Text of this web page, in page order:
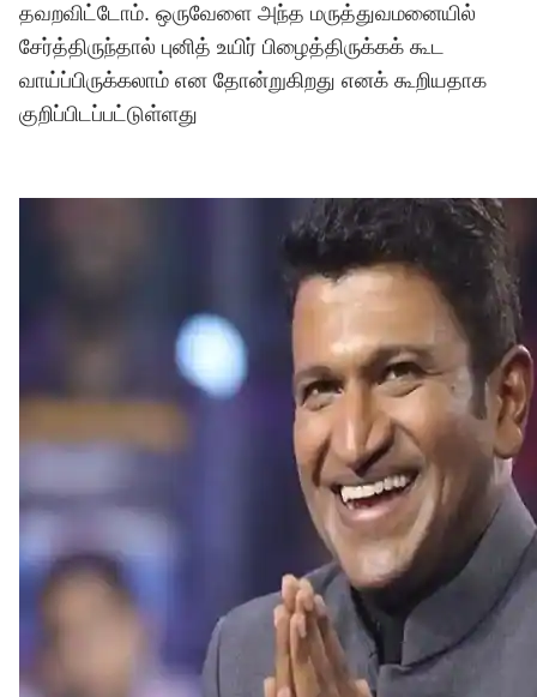
தவறவிட்டோம். ஒருவேளை அந்த மருத்துவமனையில்
சேர்த்திருந்தால் புனித் உயிர் பிழைத்திருக்கக் கூட
வாய்ப்பிருக்கலாம் என தோன்றுகிறது எனக் கூறியதாக
குறிப்பிடப்பட்டுள்ளது